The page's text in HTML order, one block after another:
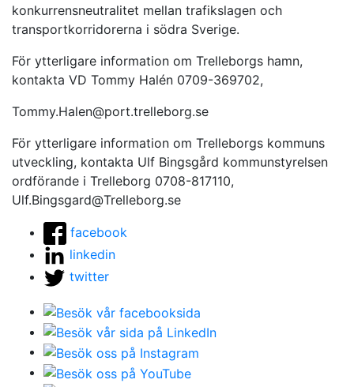
konkurrensneutralitet mellan trafikslagen och
transportkorridorerna i södra Sverige.
För ytterligare information om Trelleborgs hamn,
kontakta VD Tommy Halén 0709-369702,
Tommy.Halen@port.trelleborg.se
För ytterligare information om Trelleborgs kommuns
utveckling, kontakta Ulf Bingsgård kommunstyrelsen
ordförande i Trelleborg 0708-817110,
Ulf.Bingsgard@Trelleborg.se
facebook
linkedin
twitter